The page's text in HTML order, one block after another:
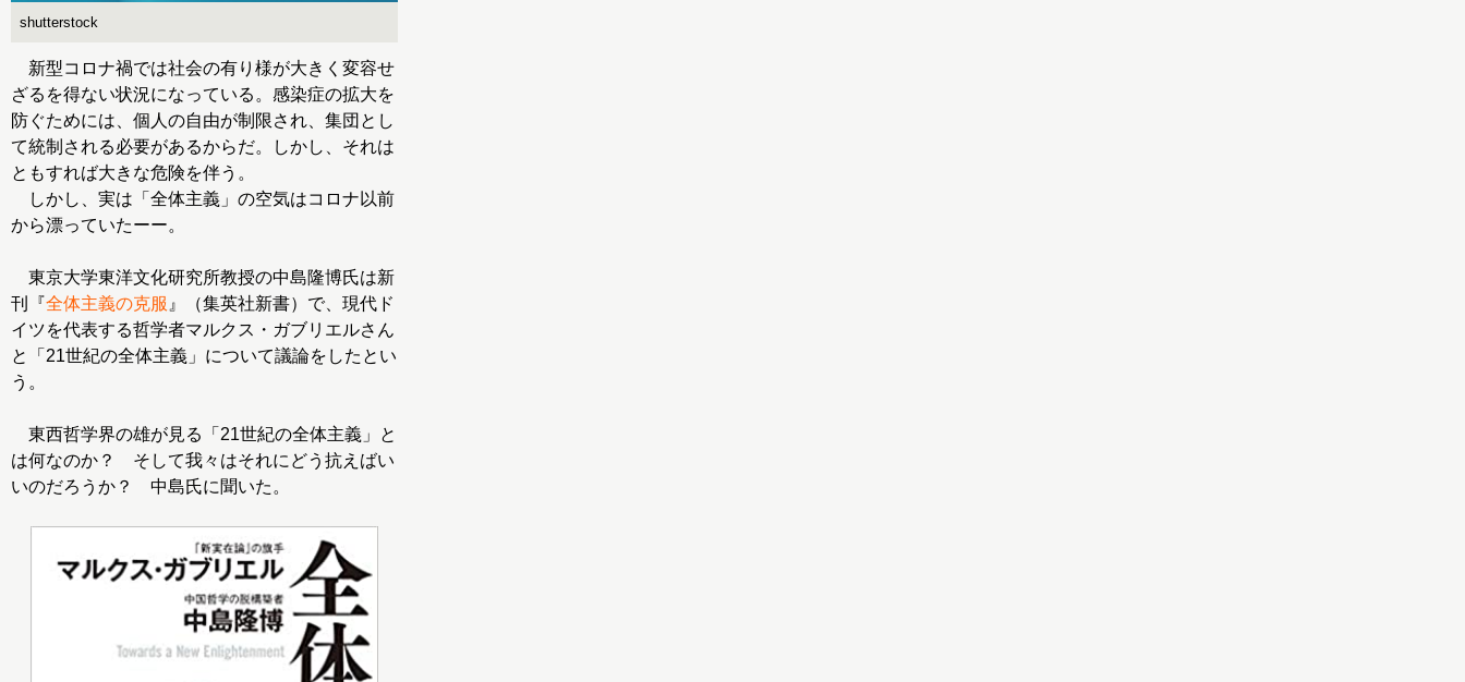
shutterstock
新型コロナ禍では社会の有り様が大きく変容せ
ざるを得ない状況になっている。感染症の拡大を
防ぐためには、個人の自由が制限され、集団とし
て統制される必要があるからだ。しかし、それは
ともすれば大きな危険を伴う。
しかし、実は「全体主義」の空気はコロナ以前
から漂っていたーー。
東京大学東洋文化研究所教授の中島隆博氏は新
刊『全体主義の克服 』（集英社新書）で、現代ド
イツを代表する哲学者マルクス・ガブリエルさん
と「21世紀の全体主義」について議論をしたとい
う。
東西哲学界の雄が見る「21世紀の全体主義」と
は何なのか？ そして我々はそれにどう抗えばい
いのだろうか？ 中島氏に聞いた。